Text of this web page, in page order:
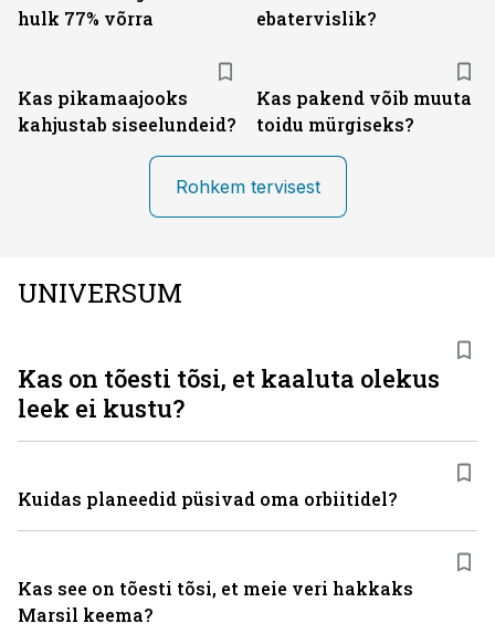
hulk 77% võrra
ebatervislik?
Kas pikamaajooks
kahjustab siseelundeid?
Kas pakend võib muuta
toidu mürgiseks?
Rohkem tervisest
UNIVERSUM
Kas on tõesti tõsi, et kaaluta olekus
leek ei kustu?
Kuidas planeedid püsivad oma orbiitidel?
Kas see on tõesti tõsi, et meie veri hakkaks
Marsil keema?